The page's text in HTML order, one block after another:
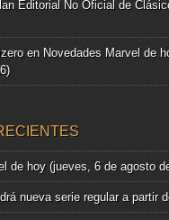
Editorial No Oficial de
en Novedades Marvel de
de hoy (jueves, 6 de agosto
nueva serie regular a partir